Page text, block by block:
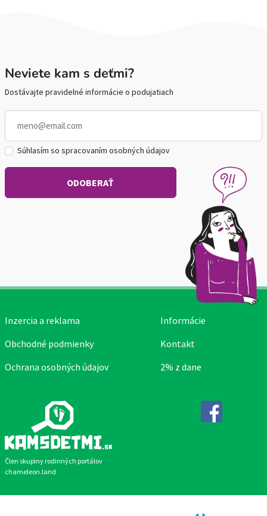
Neviete kam s deťmi?
Dostávajte pravidelné informácie o podujatiach
Súhlasím so spracovaním osobných údajov
Člen skupiny rodinných portálov
chameleon.land
Inzercia a reklama
Obchodné podmienky
Ochrana osobných údajov
Informácie
Kontakt
2% z dane